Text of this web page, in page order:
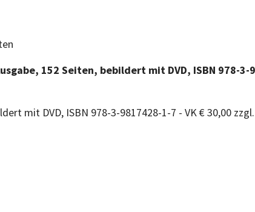
152 Seiten, bebildert mit DVD, ISBN 978-3-
mit DVD, ISBN 978-3-9817428-1-7 - VK € 30,00